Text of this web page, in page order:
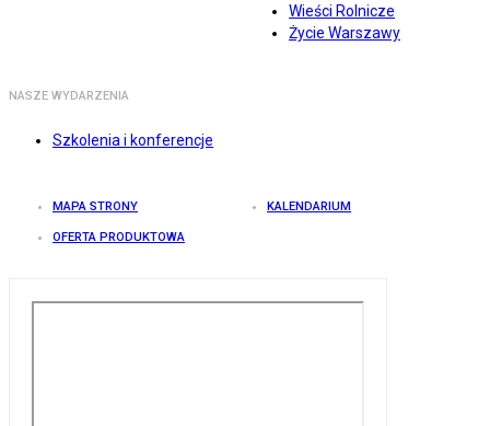
Wieści Rolnicze
Życie Warszawy
NASZE WYDARZENIA
Szkolenia i konferencje
MAPA STRONY KALENDARIUM
OFERTA PRODUKTOWA